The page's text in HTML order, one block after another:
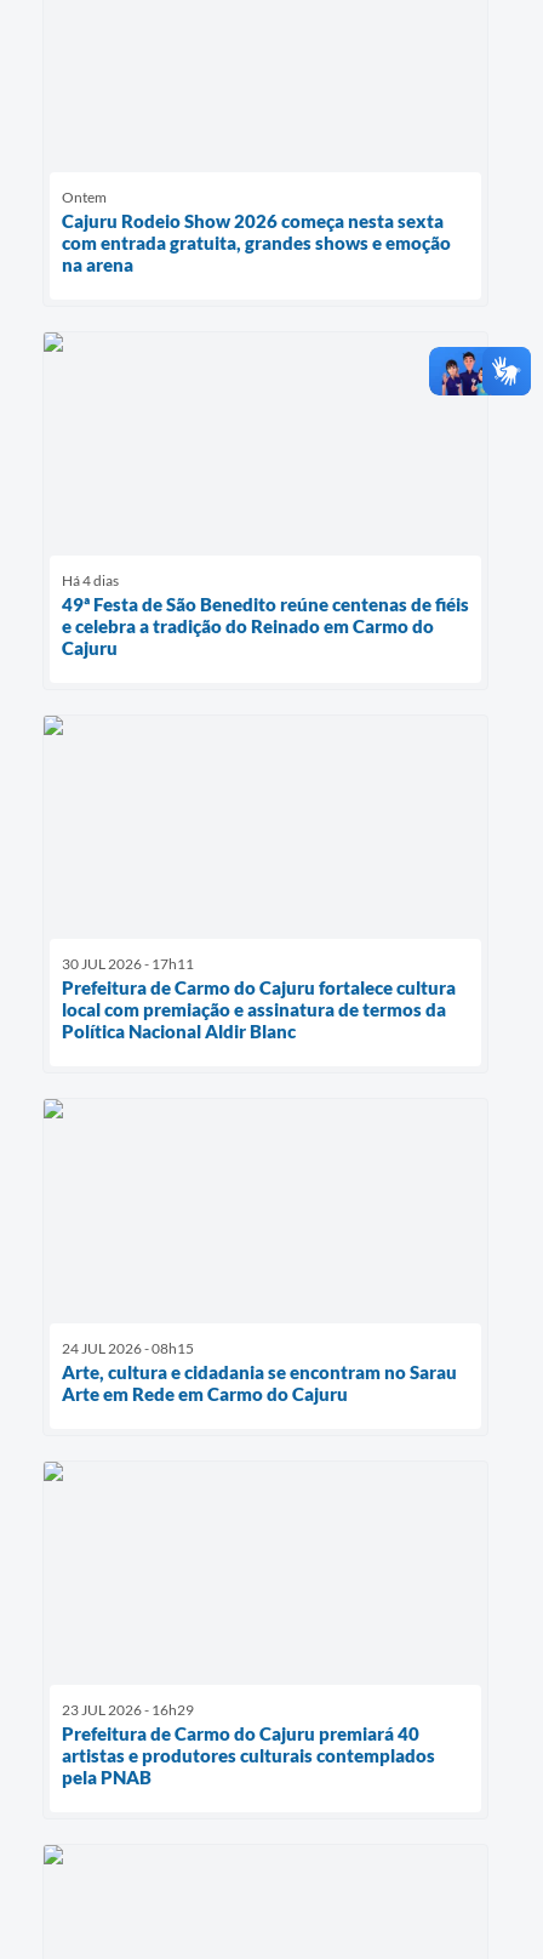
Ontem
Cajuru Rodeio Show 2026 começa nesta sexta
com entrada gratuita, grandes shows e emoção
na arena
Há 4 dias
49ª Festa de São Benedito reúne centenas de fiéis
e celebra a tradição do Reinado em Carmo do
Cajuru
30 JUL 2026 - 17h11
Prefeitura de Carmo do Cajuru fortalece cultura
local com premiação e assinatura de termos da
Política Nacional Aldir Blanc
24 JUL 2026 - 08h15
Arte, cultura e cidadania se encontram no Sarau
Arte em Rede em Carmo do Cajuru
23 JUL 2026 - 16h29
Prefeitura de Carmo do Cajuru premiará 40
artistas e produtores culturais contemplados
pela PNAB